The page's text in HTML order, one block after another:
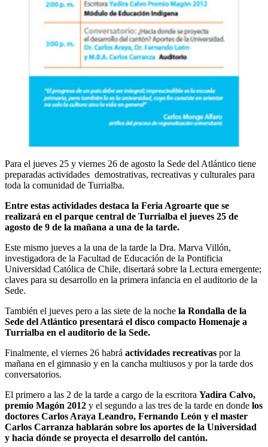
Para el jueves 25 y viernes 26 de agosto la Sede del Atlántico tiene
preparadas actividades demostrativas, recreativas y culturales para
toda la comunidad de Turrialba.
Entre estas actividades destaca la Feria Agroarte que se
realizará en el parque central de Turrialba el jueves 25 de
agosto de 9 de la mañana a una de la tarde.
Este mismo jueves a la una de la tarde la Dra. Marva Villón,
investigadora de la Facultad de Educación de la Pontificia
Universidad Católica de Chile, disertará sobre la Lectura emergente;
claves para su desarrollo en la primera infancia en el auditorio de la
Sede.
También el jueves pero a las siete de la noche la Rondalla de la
Sede del Atlántico presentará el disco compacto Homenaje a
Turrialba en el auditorio de la Sede.
Finalmente, el viernes 26 habrá actividades recreativas por la
mañana en el gimnasio y en la cancha multiusos y por la tarde dos
conversatorios.
El primero a las 2 de la tarde a cargo de la escritora Yadira Calvo,
premio Magón 2012 y el segundo a las tres de la tarde en donde los
doctores Carlos Araya Leandro, Fernando León y el master
Carlos Carranza hablarán sobre los aportes de la Universidad
y hacia dónde se proyecta el desarrollo del cantón.